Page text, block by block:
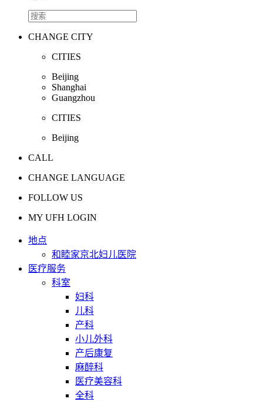
CHANGE CITY
CITIES
Beijing
Shanghai
Guangzhou
CITIES
Beijing
CALL
CHANGE LANGUAGE
FOLLOW US
MY UFH LOGIN
地点
和睦家京北妇儿医院
医疗服务
科室
妇科
儿科
产科
小儿外科
产后康复
麻醉科
医疗美容科
全科